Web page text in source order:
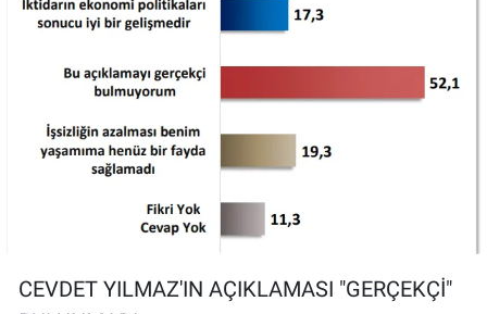
CEVDET YILMAZ'IN AÇIKLAMASI "GERÇEKÇİ"